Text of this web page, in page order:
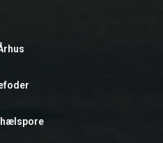
hælspore